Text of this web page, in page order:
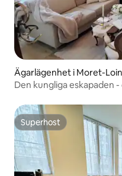
Ägarlägenhet i Moret-
Den kungliga eskapaden
Superhost
Superhost